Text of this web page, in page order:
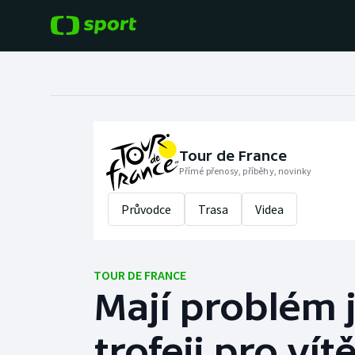
Hokej
Tenis
Atletika
Cyklistika
Baseball a softbal
Basketbal
Box
Tour de France
Přímé přenosy, příběhy, novinky
Průvodce Trasa Videa
TOUR DE FRANCE
Mají problém